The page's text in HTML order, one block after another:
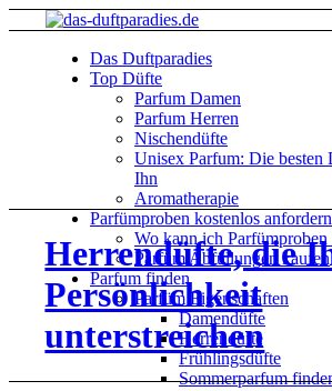
Das Duftparadies
Top Düfte
Parfum Damen
Parfum Herren
Nischendüfte
Unisex Parfum: Die besten
Ihn
Aromatherapie
Parfümproben kostenlos anfordern
Wo kann ich Parfümproben
Parfüm Abfüllungen kaufen
Parfum finden
Parfüm Eigenschaften
Damendüfte
Herrendüfte
Frühlingsdüfte
Sommerparfum
Herrendüfte, die
Persönlichkeit
unterstreichen